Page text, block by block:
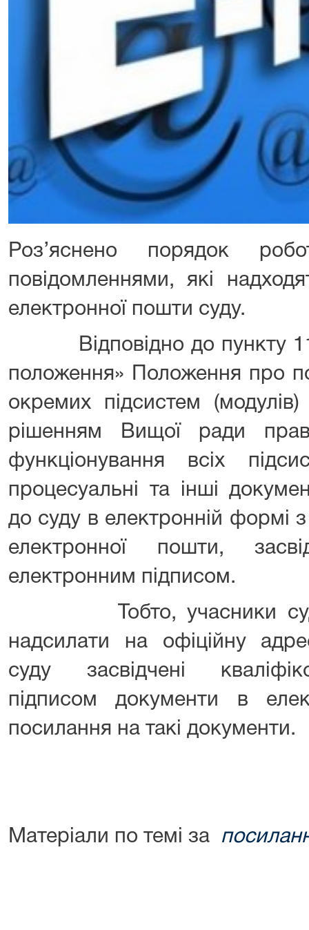
Роз’яснено порядок
повідомленнями, які
електронної пошти суду.
Відповідно до пункту 111
положення» Положення про
окремих підсистем
рішенням Вищої ради
функціонування всіх
процесуальні та інші
до суду в електронній формі
електронної пошти,
електронним підписом.
Тобто, учасники
надсилати на офіційну
суду засвідчені
підписом документи в
посилання на такі документи.
Матеріали по темі за